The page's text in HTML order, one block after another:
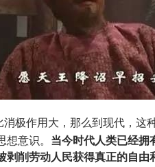
极作用大，那么到现代，这
意识。 当今时代人类已经拥
削劳动人民获得真正的自由